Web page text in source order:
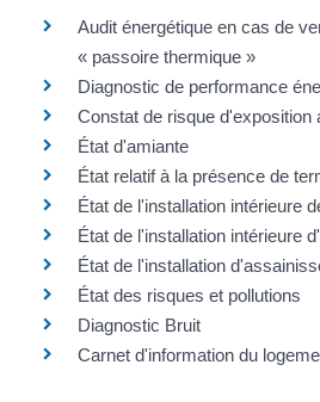
Audit énergétique en cas de
« passoire thermique »
Diagnostic de performance
Constat de risque d'exposition
État d'amiante
État relatif à la présence de
État de l'installation intérieure
État de l'installation intérieure
État de l'installation
État des risques et pollutions
Diagnostic Bruit
Carnet d'information du